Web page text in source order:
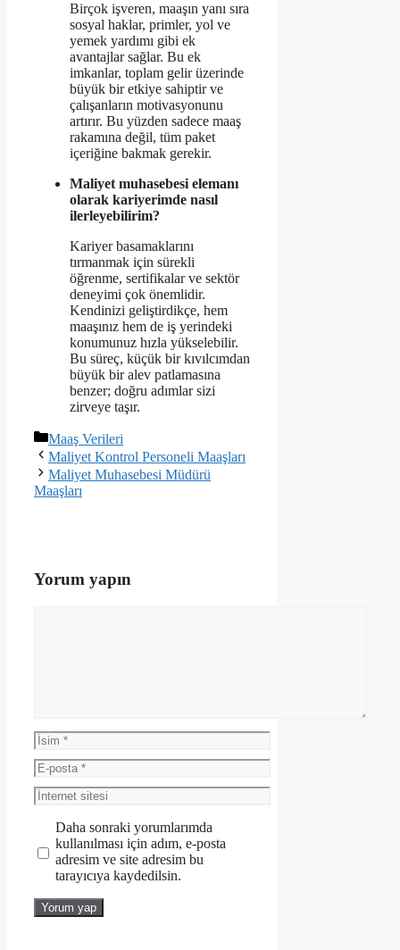
Birçok işveren, maaşın yanı sıra
sosyal haklar, primler, yol ve
yemek yardımı gibi ek
avantajlar sağlar. Bu ek
imkanlar, toplam gelir üzerinde
büyük bir etkiye sahiptir ve
çalışanların motivasyonunu
artırır. Bu yüzden sadece maaş
rakamına değil, tüm paket
içeriğine bakmak gerekir.
Maliyet muhasebesi elemanı
olarak kariyerimde nasıl
ilerleyebilirim?
Kariyer basamaklarını
tırmanmak için sürekli
öğrenme, sertifikalar ve sektör
deneyimi çok önemlidir.
Kendinizi geliştirdikçe, hem
maaşınız hem de iş yerindeki
konumunuz hızla yükselebilir.
Bu süreç, küçük bir kıvılcımdan
büyük bir alev patlamasına
benzer; doğru adımlar sizi
zirveye taşır.
Kategoriler
Maaş Verileri
Maliyet Kontrol Personeli Maaşları
Maliyet Muhasebesi Müdürü
Maaşları
Yorum yapın
İsim
E-
posta
İnternet
sitesi
Daha sonraki yorumlarımda
kullanılması için adım, e-posta
adresim ve site adresim bu
tarayıcıya kaydedilsin.